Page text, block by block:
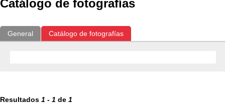
Catálogo de fotografías
General Catálogo de fotografías
Resultados 1 - 1 de 1